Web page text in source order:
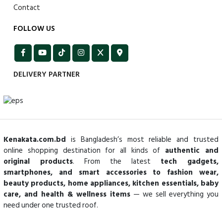
Contact
FOLLOW US
DELIVERY PARTNER
Kenakata.com.bd is Bangladesh’s most reliable and trusted
online shopping destination for all kinds of authentic and
original products. From the latest tech gadgets,
smartphones, and smart accessories to fashion wear,
beauty products, home appliances, kitchen essentials, baby
care, and health & wellness items — we sell everything you
need under one trusted roof.